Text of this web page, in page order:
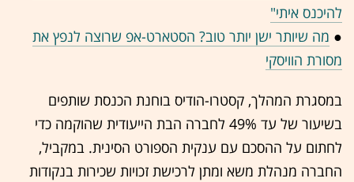
להיכנס איתי"
● מה שיותר ישן יותר טוב? הסטארט-אפ שרוצה לנפץ את
מסורת הוויסקי
במסגרת המהלך, קסטרו-הודיס בוחנת הכנסת שותפים
בשיעור של עד 49% לחברה הבת הייעודית שהוקמה כדי
לחתום על ההסכם עם ענקית הספורט הסינית. במקביל,
החברה מנהלת משא ומתן לרכישת זכויות שכירות בנקודות